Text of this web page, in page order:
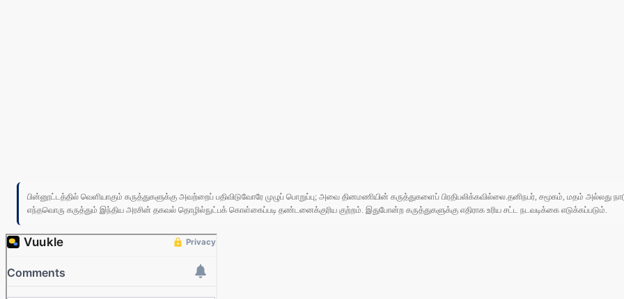
பின்னூட்டத்தில் வெளியாகும் கருத்துகளுக்கு அவற்றைப் பதிவிடுவோரே முழுப் பொறுப்பு; அவை தினமணியின் கருத்துகளைப் பிரதிபலிக்கவில்லை.தனிநபர், சமூகம், மதம் அல்லது
எந்தவொரு கருத்தும் இந்திய அரசின் தகவல் தொழில்நுட்பக் கொள்கைப்படி தண்டனைக்குரிய குற்றம். இதுபோன்ற கருத்துகளுக்கு எதிராக உரிய சட்ட நடவடிக்கை எடுக்கப்படும்.